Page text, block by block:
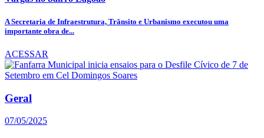
A Secretaria de Infraestrutura, Trânsito e Urbanismo executou uma
importante obra de...
ACESSAR
Geral
07/05/2025